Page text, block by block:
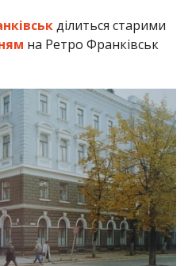
ділиться старими
на Ретро Франківськ